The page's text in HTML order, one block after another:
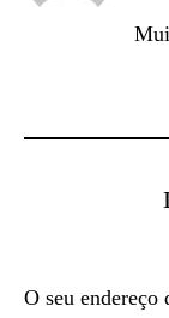
O seu endereço